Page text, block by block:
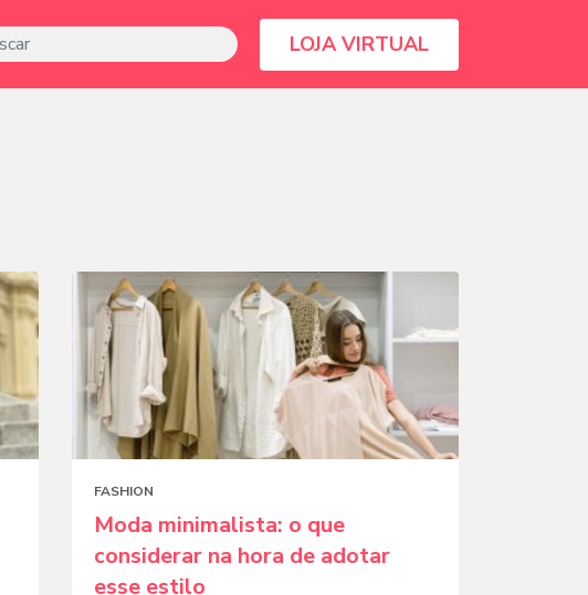
LOJA VIRTUAL
FASHION
Moda minimalista: o que
considerar na hora de adotar
esse estilo